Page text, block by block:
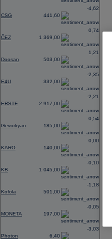
CSG 441,60
-4,62
ČEZ 1 369,00
0,74
Doosan 503,00
1,21
E4U 332,00
-2,35
ERSTE 2 917,00
-2,21
Gevorkyan 185,00
-0,54
KARO 140,00
0,00
KB 1 045,00
-0,10
Kofola 501,00
-1,18
MONETA 197,00
-0,05
Photon 6,40
-3,03